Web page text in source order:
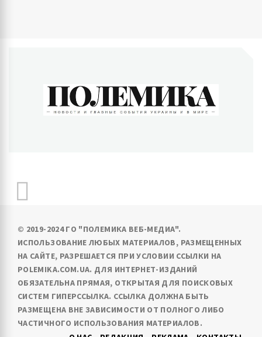
© 2019-2024 ГО "ПОЛЕМИКА ВЕБ-МЕДИА".
ИСПОЛЬЗОВАНИЕ ЛЮБЫХ МАТЕРИАЛОВ, РАЗМЕЩЕННЫХ
НА САЙТЕ, РАЗРЕШАЕТСЯ ПРИ УСЛОВИИ ССЫЛКИ НА
POLEMIKA.COM.UA. ДЛЯ ИНТЕРНЕТ-ИЗДАНИЙ
ОБЯЗАТЕЛЬНА ПРЯМАЯ, ОТКРЫТАЯ ДЛЯ ПОИСКОВЫХ
СИСТЕМ ГИПЕРССЫЛКА. ССЫЛКА ДОЛЖНА БЫТЬ
РАЗМЕЩЕНА ВНЕ ЗАВИСИМОСТИ ОТ ПОЛНОГО ЛИБО
ЧАСТИЧНОГО ИСПОЛЬЗОВАНИЯ МАТЕРИАЛОВ.